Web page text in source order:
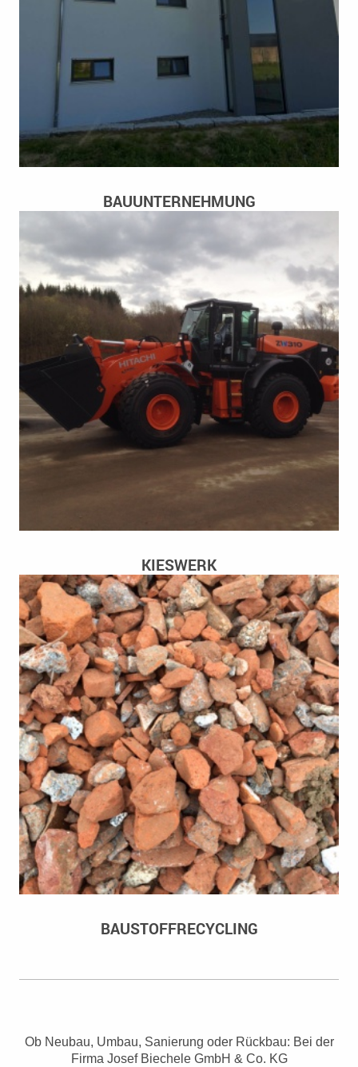
BAUUNTERNEHMUNG
KIESWERK
BAUSTOFFRECYCLING
Ob Neubau, Umbau, Sanierung oder Rückbau: Bei der
Firma Josef Biechele GmbH & Co. KG